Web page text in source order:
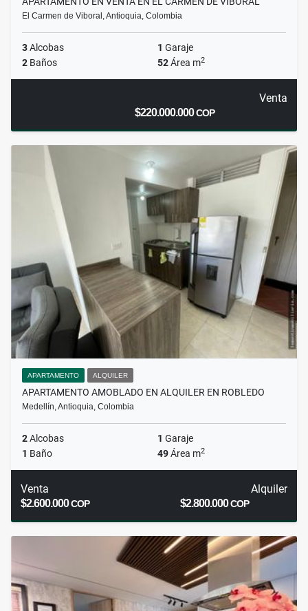
El Carmen de Viboral, Antioquia, Colombia
3Alcobas 1 Garaje
2 Baños 52Área m2
Venta
$220.000.000COP
APARTAMENTO ALQUILER
APARTAMENTO AMOBLADO EN ALQUILER EN ROBLEDO
Medellín, Antioquia, Colombia
2Alcobas 1 Garaje
1 Baño 49Área m2
Venta
$2.600.000COP
Alquiler
$2.800.000COP